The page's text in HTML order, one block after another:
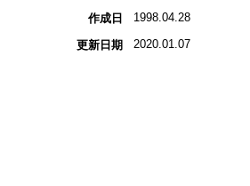
作成日 1998.04.28
更新日期 2020.01.07